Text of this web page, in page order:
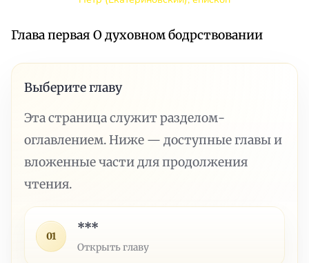
Глава первая О духовном бодрствовании
Выберите главу
Эта страница служит разделом-
оглавлением. Ниже — доступные главы и
вложенные части для продолжения
чтения.
01
***
Открыть главу